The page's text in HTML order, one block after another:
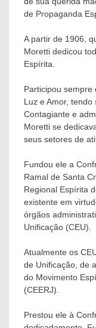
de Propaganda
A partir de 1906,
Moretti dedicou
Espírita.
Participou sempre
Luz e Amor, tendo
Contagiante e
Moretti se
seus setores de
Fundou ele a
Ramal de Santa
Regional Espírita
existente em
órgãos
Unificação (CEU).
Atualmente os
de Unificação, de
do Movimento
(CEERJ).
Prestou ele à